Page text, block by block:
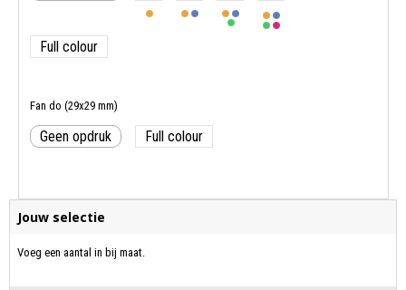
Full colour
Fan do (29x29 mm)
Geen opdruk Full colour
Jouw selectie
Voeg een aantal in bij maat.